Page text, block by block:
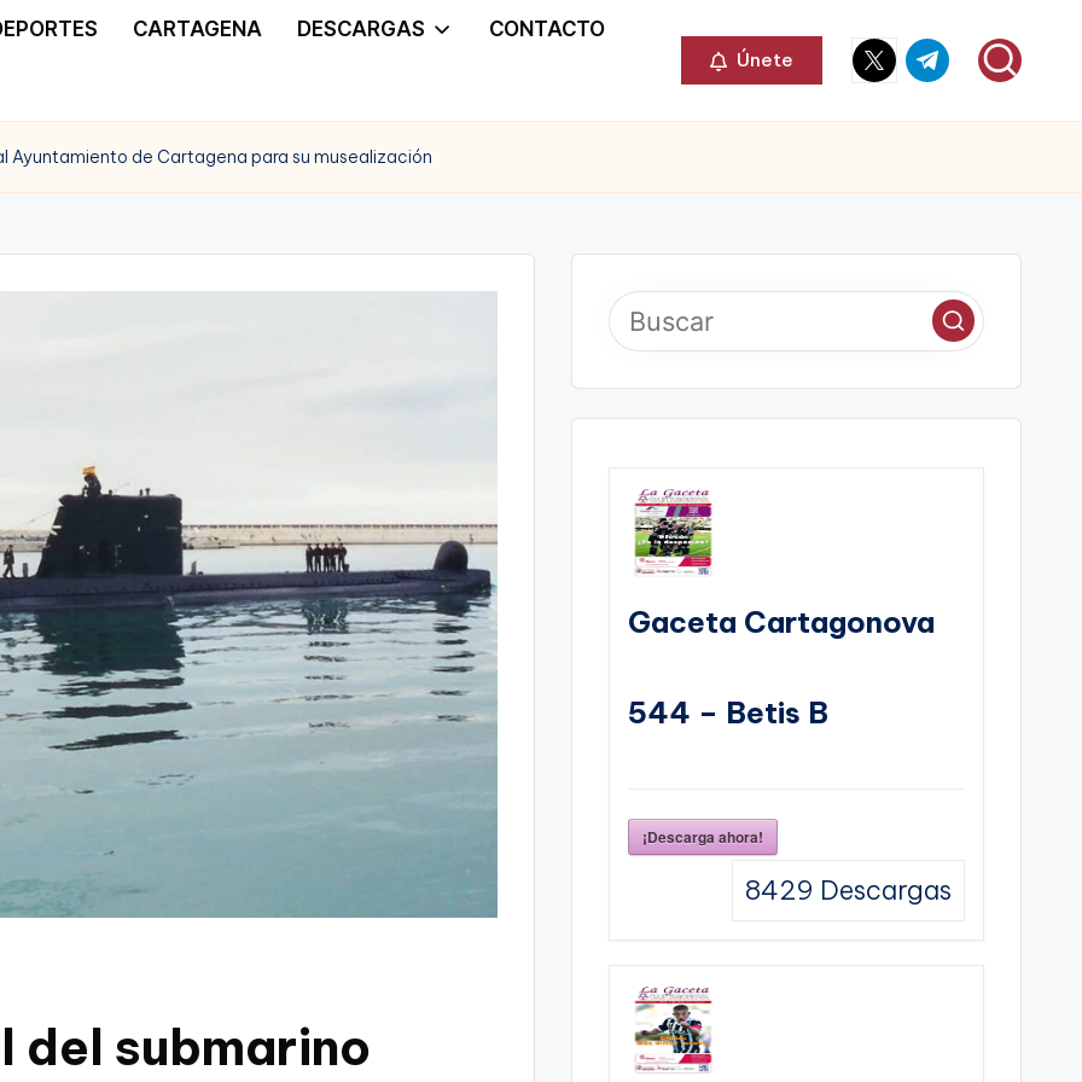
CARTAGENA DESCARGAS CONTACTO
Únete
Elemento
del
Elemento
del
Ayuntamiento de Cartagena para su musealización
del submarino
Gaceta Cartagonova
544 – Betis B
¡Descarga ahora!
8429 Descargas